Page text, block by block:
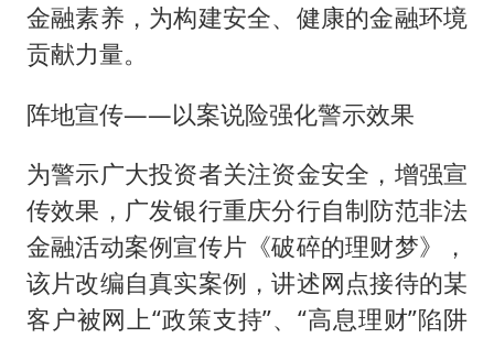
金融素养，为构建安全、健康的金融环境
贡献力量。
阵地宣传——以案说险强化警示效果
为警示广大投资者关注资金安全，增强宣
传效果，广发银行重庆分行自制防范非法
金融活动案例宣传片《破碎的理财梦》，
该片改编自真实案例，讲述网点接待的某
客户被网上“政策支持”、“高息理财”陷阱